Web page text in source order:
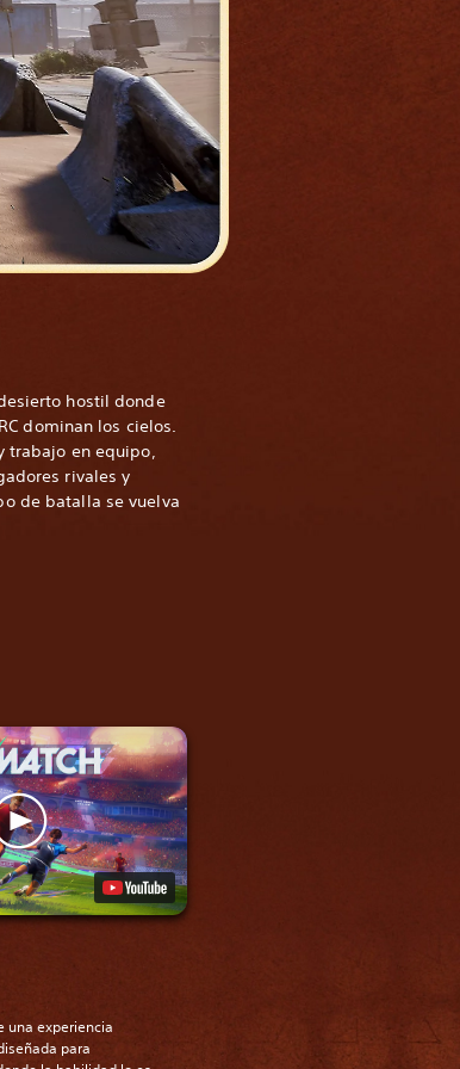
hostil donde
dominan los cielos.
trabajo en equipo,
rivales y
de batalla se vuelva
una experiencia
para